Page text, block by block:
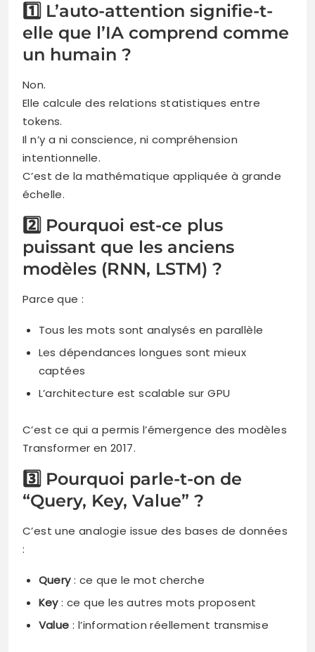
1️⃣ L’auto-attention signifie-t-
elle que l’IA comprend comme
un humain ?
Non.
Elle calcule des relations statistiques entre
tokens.
Il n’y a ni conscience, ni compréhension
intentionnelle.
C’est de la mathématique appliquée à grande
échelle.
2️⃣ Pourquoi est-ce plus
puissant que les anciens
modèles (RNN, LSTM) ?
Parce que :
Tous les mots sont analysés en parallèle
Les dépendances longues sont mieux
captées
L’architecture est scalable sur GPU
C’est ce qui a permis l’émergence des modèles
Transformer en 2017.
3️⃣ Pourquoi parle-t-on de
“Query, Key, Value” ?
C’est une analogie issue des bases de données
:
Query: ce que le mot cherche
Key: ce que les autres mots proposent
Value : l’information réellement transmise